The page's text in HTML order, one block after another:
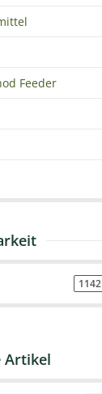
Feeder
1142